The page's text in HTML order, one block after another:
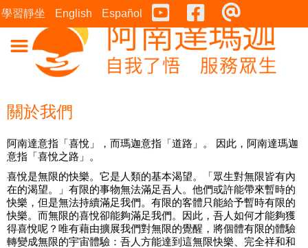
學習靜坐 English Español Youtube Facebook
關於我們
阿南達意指「喜悅」，而瑪迦意指「道路」。 因此，阿南達瑪迦
意指「喜悅之路」。
喜悅是無限的快樂。它是人類的基本渴望。「眾生對無限皆有內
在的渴望。」有限的事物無法滿足吾人。他們或許能帶來暫時的
快樂，但是無法持續滿足我們。有限的客體只能給予暫時有限的
快樂。而無限的喜悅卻能夠滿足我們。因此，吾人如何才能夠獲
得喜悅呢？唯有藉由擴展我們對無限的覺醒，將個體有限的體驗
轉變成無限的宇宙體驗：吾人方能達到這無限快樂、完全祥和和